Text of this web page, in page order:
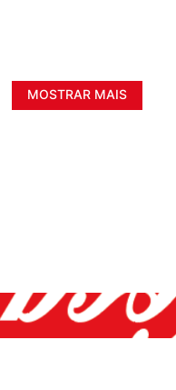
MOSTRAR MAIS